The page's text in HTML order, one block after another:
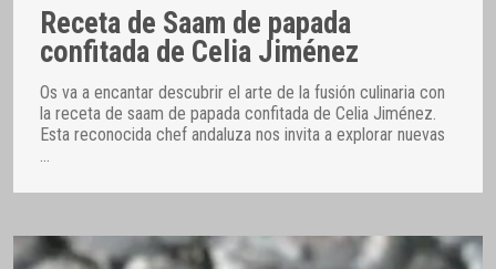
Receta de Saam de papada
confitada de Celia Jiménez
Os va a encantar descubrir el arte de la fusión culinaria con
la receta de saam de papada confitada de Celia Jiménez.
Esta reconocida chef andaluza nos invita a explorar nuevas
…